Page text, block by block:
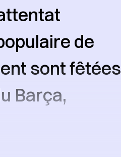
de
sont fêtées
Barça,